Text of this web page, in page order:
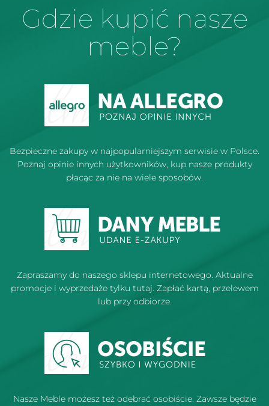
Gdzie kupić nasze
meble?
Bezpieczne zakupy w najpopularniejszym serwisie w Polsce.
Poznaj opinie innych użytkowników, kup nasze produkty
płacąc za nie na wiele sposobów.
Zapraszamy do naszego sklepu internetowego. Aktualne
promocje i wyprzedaże tylku tutaj. Zapłać kartą, przelewem
lub przy odbiorze.
Nasze Meble możesz też odebrać osobiście. Zawsze będzie